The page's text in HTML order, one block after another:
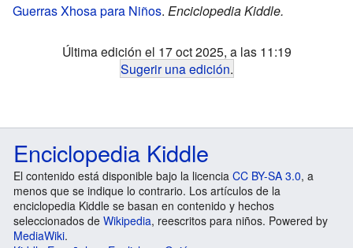
Guerras Xhosa para Niños. Enciclopedia Kiddle.
Última edición el 17 oct 2025, a las 11:19
Sugerir una edición.
Enciclopedia Kiddle
El contenido está disponible bajo la licencia CC BY-SA 3.0, a
menos que se indique lo contrario. Los artículos de la
enciclopedia Kiddle se basan en contenido y hechos
seleccionados de Wikipedia, reescritos para niños. Powered by
MediaWiki.